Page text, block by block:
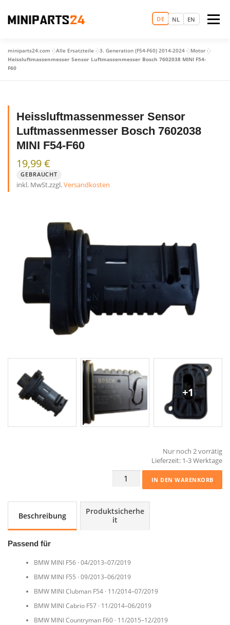
DE NL EN
Inhalt
springen
Menü
LOGIN MAGIC MINI EXPERIENCE STARTSEITE
GEBRAUCHTWAGEN MEHR
miniparts24.com »Alle Ersatzteile »3. Generation (F54-F60) 2014-2024 »Motor »
Heissluftmassenmesser Sensor Luftmassenmesser Bosch 7602038 MINI F54-
F60
Heissluftmassenmesser Sensor
Luftmassenmesser Bosch 7602038
MINI F54-F60
19,99€
GEBRAUCHT
inkl. MwSt.zzgl.Versandkosten
+1
Nur noch 2 vorrätig
Lieferzeit: 1-3 Werktage
Heissluftmassenmesser
7602038
IN DEN WARENKORB
Beschreibung
Produktsicherhe
it
Passend für
BMW MINI F56 · 04/2013–07/2019
BMW MINI F55 · 09/2013–06/2019
BMW MINI Clubman F54 · 11/2014–07/2019
BMW MINI Cabrio F57 · 11/2014–06/2019
BMW MINI Countryman F60 · 11/2015–12/2019